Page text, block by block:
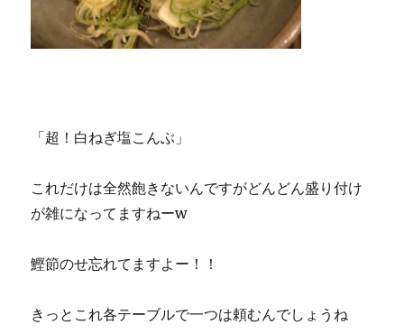
「超！白ねぎ塩こんぶ」
これだけは全然飽きないんですがどんどん盛り付け
が雑になってますねーw
鰹節のせ忘れてますよー！！
きっとこれ各テーブルで一つは頼むんでしょうね